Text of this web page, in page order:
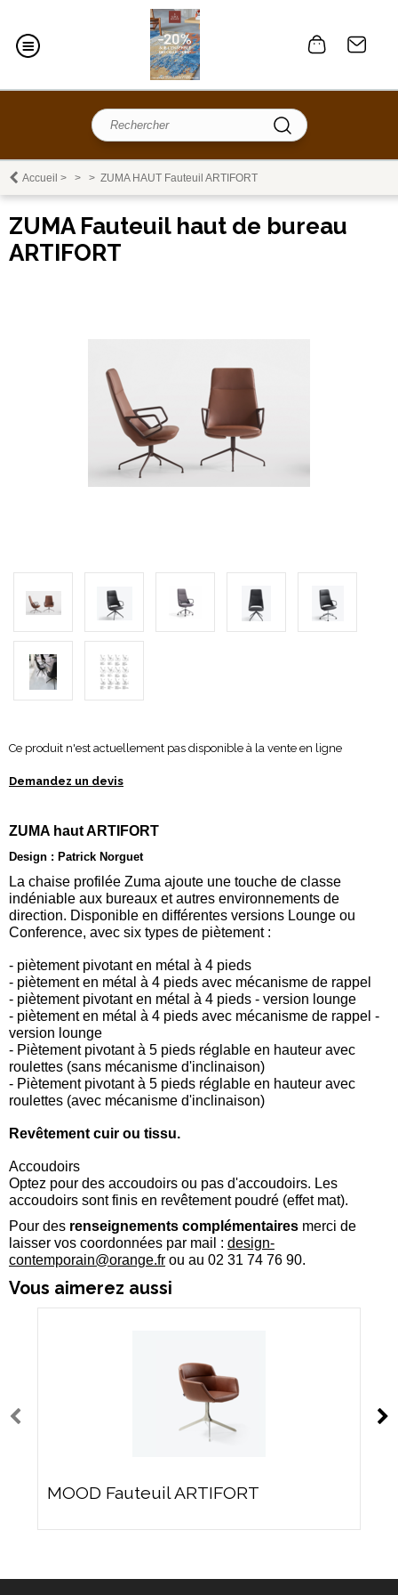
Accueil > > > ZUMA HAUT Fauteuil ARTIFORT
ZUMA Fauteuil haut de bureau
ARTIFORT
Ce produit n'est actuellement pas disponible à la vente en ligne
Demandez un devis
ZUMA haut ARTIFORT
Design : Patrick Norguet
La chaise profilée Zuma ajoute une touche de classe
indéniable aux bureaux et autres environnements de
direction. Disponible en différentes versions Lounge ou
Conference, avec six types de piètement :
- piètement pivotant en métal à 4 pieds
- piètement en métal à 4 pieds avec mécanisme de rappel
- piètement pivotant en métal à 4 pieds - version lounge
- piètement en métal à 4 pieds avec mécanisme de rappel -
version lounge
- Piètement pivotant à 5 pieds réglable en hauteur avec
roulettes (sans mécanisme d'inclinaison)
- Piètement pivotant à 5 pieds réglable en hauteur avec
roulettes (avec mécanisme d'inclinaison)
Revêtement cuir ou tissu.
Accoudoirs
Optez pour des accoudoirs ou pas d'accoudoirs. Les
accoudoirs sont finis en revêtement poudré (effet mat).
Pour des renseignements complémentaires merci de
laisser vos coordonnées par mail : design-
contemporain@orange.fr ou au 02 31 74 76 90.
Vous aimerez aussi
MOOD Fauteuil ARTIFORT